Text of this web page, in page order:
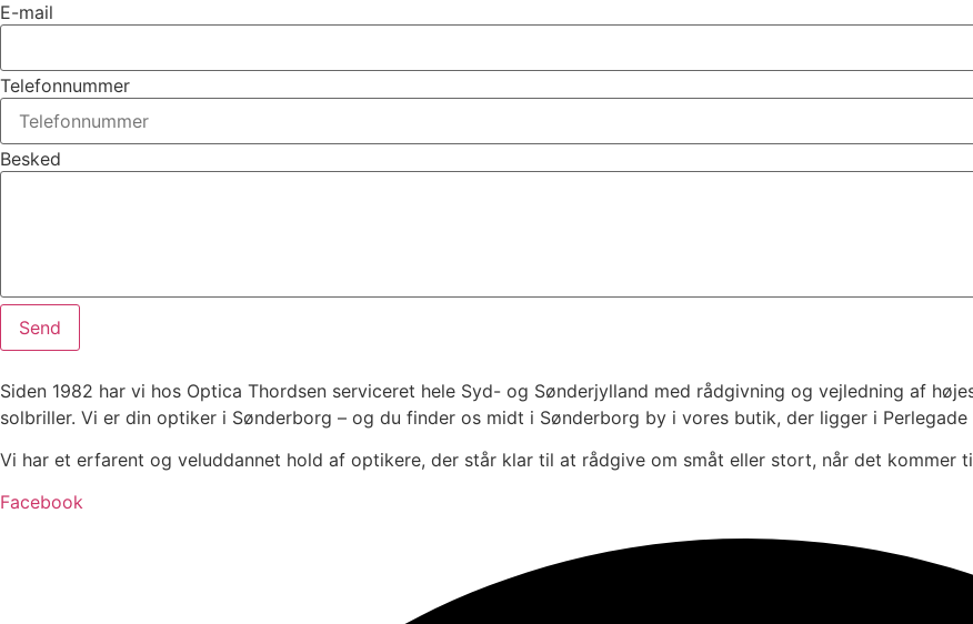
E-mail
Telefonnummer
Besked
Send
Siden 1982 har vi hos Optica Thordsen serviceret hele Syd- og Sønderjylland med rådgivning og vejledning af
solbriller. Vi er din optiker i Sønderborg – og du finder os midt i Sønderborg by i vores butik, der ligger i Perlegade
Vi har et erfarent og veluddannet hold af optikere, der står klar til at rådgive om småt eller stort, når det kommer
Facebook